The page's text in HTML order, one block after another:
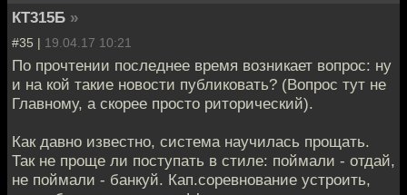
КТ315Б »
#35 | 19.04.17 10:21
По прочтении последнее время возникает вопрос: ну
и на кой такие новости публиковать? (Вопрос тут не
Главному, а скорее просто риторический).
Как давно известно, система научилась прощать.
Так не проще ли поступать в стиле: поймали - отдай,
не поймали - банкуй. Кап.соревнование устроить,